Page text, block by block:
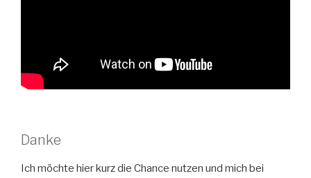
Danke
Ich möchte hier kurz die Chance nutzen und mich bei